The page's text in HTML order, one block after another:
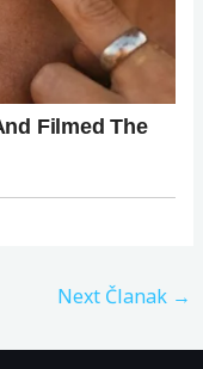
Next Članak →